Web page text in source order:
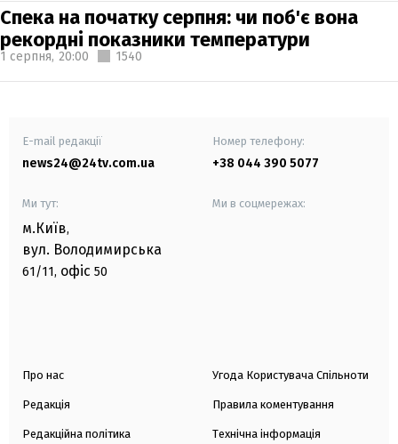
Спека на початку серпня: чи поб'є вона
рекордні показники температури
1 серпня, 20:00 1540
E-mail редакції
news24@24tv.com.ua
Номер телефону:
+38 044 390 5077
Ми тут:
м.Київ,
вул. Володимирська
61/11, офіс 50
Ми в соцмережах:
Про нас
Редакція
Редакційна політика
Угода Користувача Спільноти
Правила коментування
Технічна інформація